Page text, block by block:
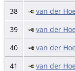
38
van der
39
van der
40
van der
41
van der